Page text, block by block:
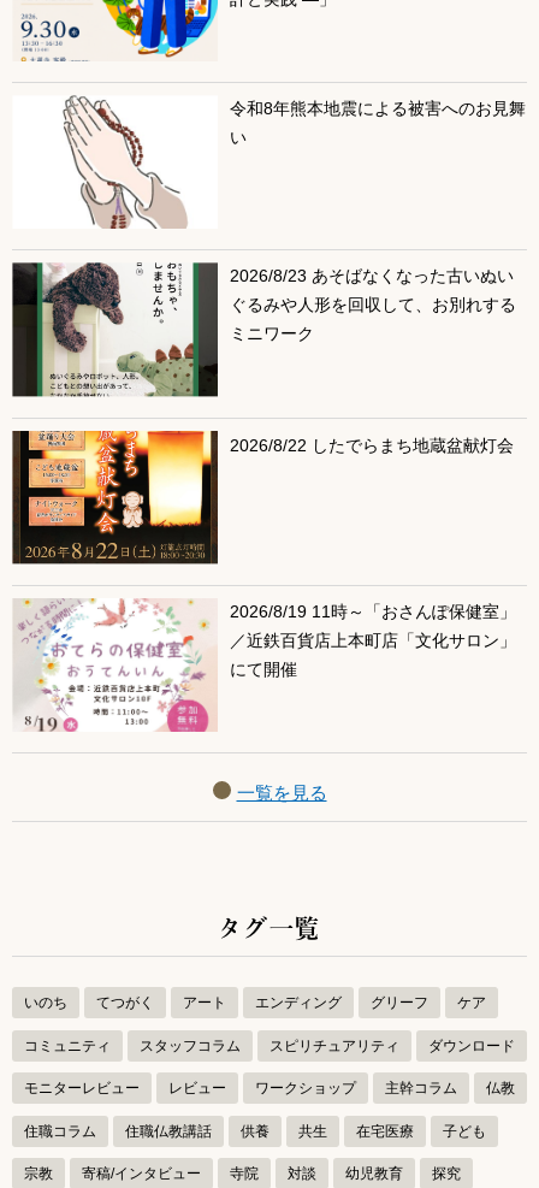
令和8年熊本地震による被害へのお見舞
い
2026/8/23 あそばなくなった古いぬい
ぐるみや人形を回収して、お別れする
ミニワーク
2026/8/22 したでらまち地蔵盆献灯会
2026/8/19 11時～「おさんぽ保健室」
／近鉄百貨店上本町店「文化サロン」
にて開催
一覧を見る
タグ一覧
いのち てつがく アート エンディング グリーフ ケア
コミュニティ スタッフコラム スピリチュアリティ ダウンロード
モニターレビュー レビュー ワークショップ 主幹コラム 仏教
住職コラム 住職仏教講話 供養 共生 在宅医療 子ども
宗教 寄稿/インタビュー 寺院 対談 幼児教育 探究